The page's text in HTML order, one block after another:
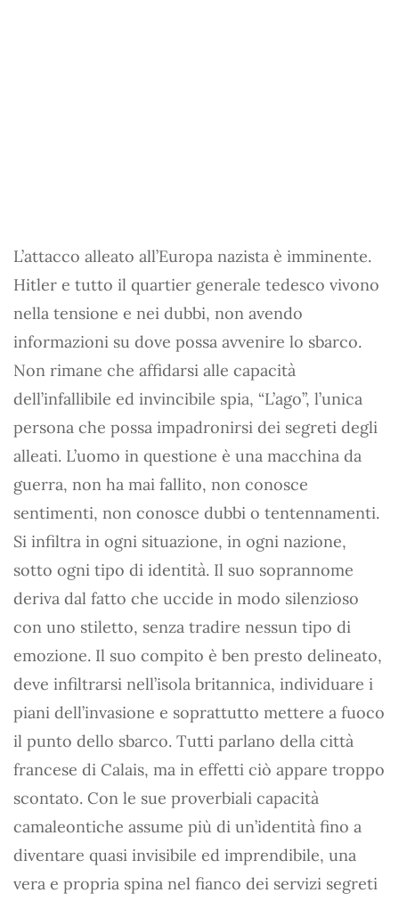
L’attacco alleato all’Europa nazista è imminente.
Hitler e tutto il quartier generale tedesco vivono
nella tensione e nei dubbi, non avendo
informazioni su dove possa avvenire lo sbarco.
Non rimane che affidarsi alle capacità
dell’infallibile ed invincibile spia, “L’ago”, l’unica
persona che possa impadronirsi dei segreti degli
alleati. L’uomo in questione è una macchina da
guerra, non ha mai fallito, non conosce
sentimenti, non conosce dubbi o tentennamenti.
Si infiltra in ogni situazione, in ogni nazione,
sotto ogni tipo di identità. Il suo soprannome
deriva dal fatto che uccide in modo silenzioso
con uno stiletto, senza tradire nessun tipo di
emozione. Il suo compito è ben presto delineato,
deve infiltrarsi nell’isola britannica, individuare i
piani dell’invasione e soprattutto mettere a fuoco
il punto dello sbarco. Tutti parlano della città
francese di Calais, ma in effetti ciò appare troppo
scontato. Con le sue proverbiali capacità
camaleontiche assume più di un’identità fino a
diventare quasi invisibile ed imprendibile, una
vera e propria spina nel fianco dei servizi segreti